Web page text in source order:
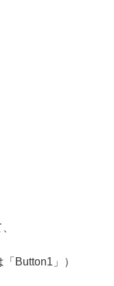
Button1」）